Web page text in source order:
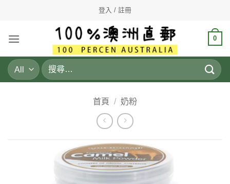
登入 / 註冊
0
搜
尋
首頁 / 奶粉